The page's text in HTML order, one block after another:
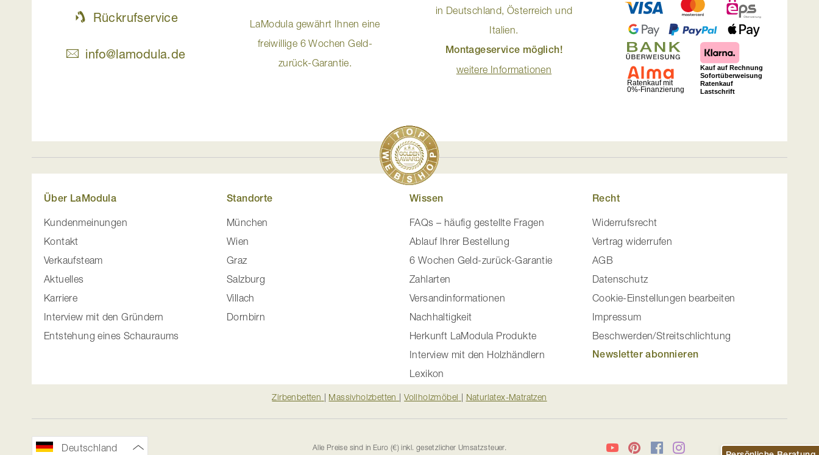
Rückrufservice
info@lamodula.de
LaModula gewährt Ihnen eine
freiwillige 6 Wochen Geld-
zurück-Garantie.
in Deutschland, Österreich und
Italien.
Montageservice möglich!
weitere Informationen
Über LaModula
Kundenmeinungen
Kontakt
Verkaufsteam
Aktuelles
Karriere
Interview mit den Gründern
Entstehung eines Schauraums
Standorte
München
Wien
Graz
Salzburg
Villach
Dornbirn
Wissen
FAQs – häufig gestellte Fragen
Ablauf Ihrer Bestellung
6 Wochen Geld-zurück-Garantie
Zahlarten
Versandinformationen
Nachhaltigkeit
Herkunft LaModula Produkte
Interview mit den Holzhändlern
Lexikon
Recht
Widerrufsrecht
Vertrag widerrufen
AGB
Datenschutz
Cookie-Einstellungen bearbeiten
Impressum
Beschwerden/Streitschlichtung
Newsletter abonnieren
Zirbenbetten | Massivholzbetten |Vollholzmöbel | Naturlatex-Matratzen
Deutschland Alle Preise sind in Euro (€) inkl. gesetzlicher Umsatzsteuer.